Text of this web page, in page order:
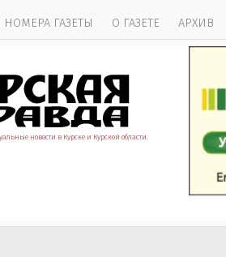
НОМЕРА ГАЗЕТЫ О ГАЗЕТЕ АРХИВ
новости в Курске и Курской области.